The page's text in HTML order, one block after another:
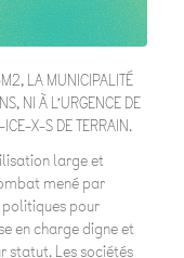
LA MUNICIPALITÉ
NI À L’URGENCE DE
X-S DE TERRAIN.
large et
mené par
pour
en charge digne et
statut. Les sociétés